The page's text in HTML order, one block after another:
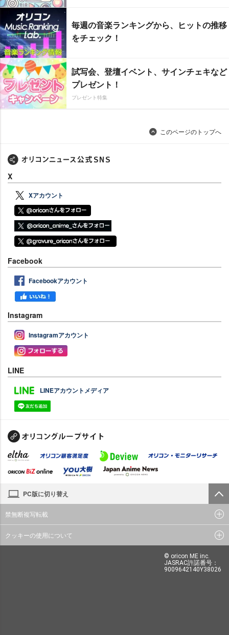
毎週の音楽ランキングから、ヒットの推移
をチェック！
試写会、登壇イベント、サインチェキなど
プレゼント！
プレゼント特集
このページのトップへ
X
Xアカウント
Facebook
Facebookアカウント
Instagram
Instagramアカウント
LINE
LINEアカウントメディア
PC版に切り替え
禁無断複写転載
クッキーの使用について
© oricon ME inc.
JASRAC許諾番号：
9009642140Y38026